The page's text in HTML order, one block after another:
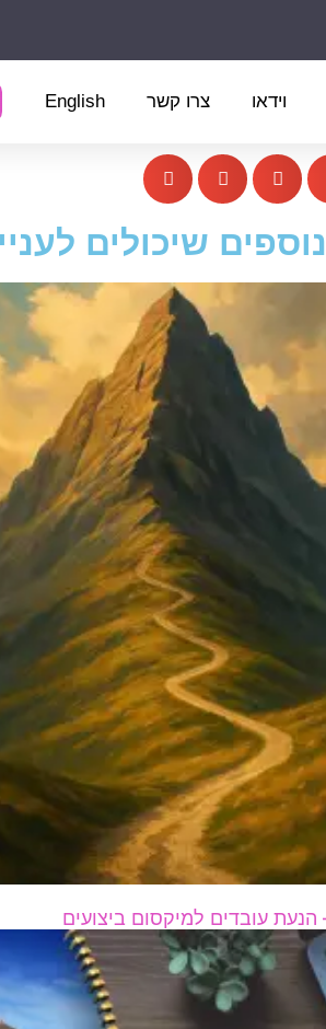
וידאו צרו קשר English
שיכולים
עובדים למיקסום ביצועים